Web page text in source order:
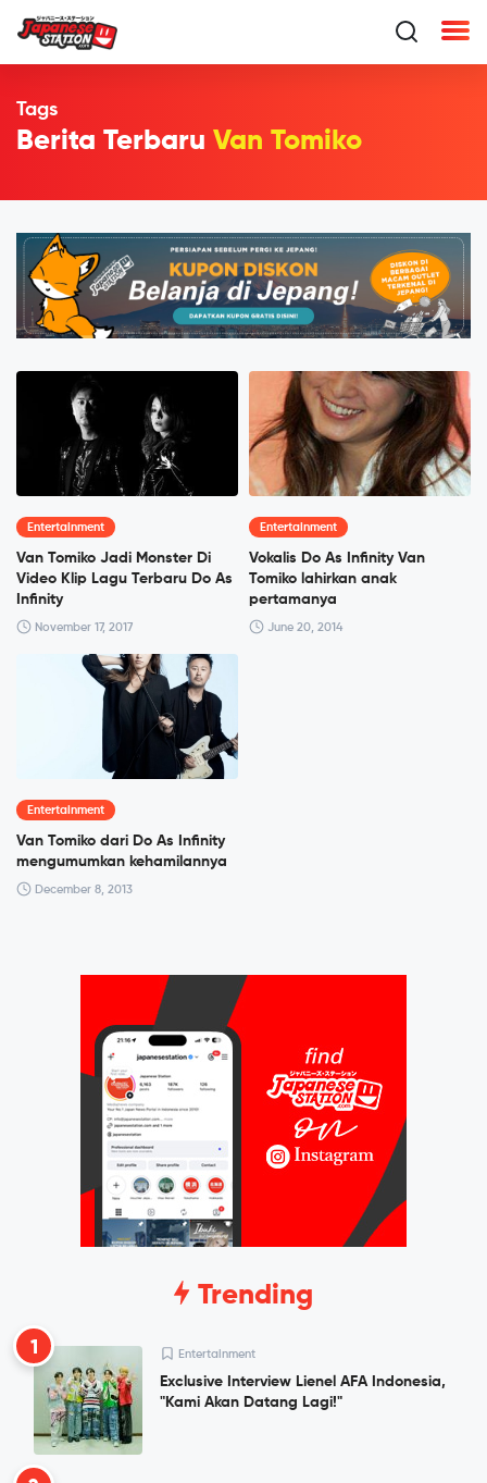
Tags
Berita Terbaru Van Tomiko
Entertainment
Van Tomiko Jadi Monster Di
Video Klip Lagu Terbaru Do As
Infinity
November 17, 2017
Entertainment
Vokalis Do As Infinity Van
Tomiko lahirkan anak
pertamanya
June 20, 2014
Entertainment
Van Tomiko dari Do As Infinity
mengumumkan kehamilannya
December 8, 2013
Trending
1 Entertainment
Exclusive Interview Lienel AFA Indonesia,
"Kami Akan Datang Lagi!"